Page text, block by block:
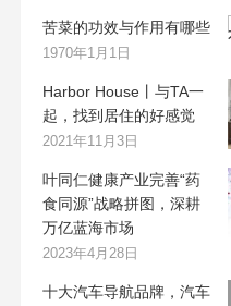
苦菜的功效与作用有哪些
1970年1月1日
Harbor House丨与TA一
起，找到居住的好感觉
2021年11月3日
叶同仁健康产业完善“药
食同源”战略拼图，深耕
万亿蓝海市场
2023年4月28日
十大汽车导航品牌，汽车